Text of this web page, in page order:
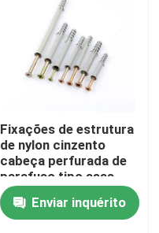
Fixações de estrutura
de nylon cinzento
cabeça perfurada de
parafuso tipo asas
únicas
Enviar inquérito